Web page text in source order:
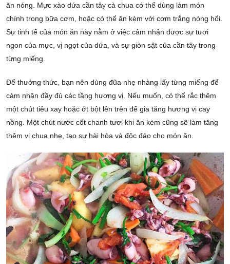
ăn nóng. Mực xào dứa cần tây cà chua có thể dùng làm món
chính trong bữa cơm, hoặc có thể ăn kèm với cơm trắng nóng hổi.
Sự tinh tế của món ăn này nằm ở việc cảm nhận được sự tươi
ngon của mực, vị ngọt của dứa, và sự giòn sật của cần tây trong
từng miếng.
Để thưởng thức, bạn nên dùng đũa nhẹ nhàng lấy từng miếng để
cảm nhận đầy đủ các tầng hương vị. Nếu muốn, có thể rắc thêm
một chút tiêu xay hoặc ớt bột lên trên để gia tăng hương vị cay
nồng. Một chút nước cốt chanh tươi khi ăn kèm cũng sẽ làm tăng
thêm vị chua nhẹ, tạo sự hài hòa và độc đáo cho món ăn.